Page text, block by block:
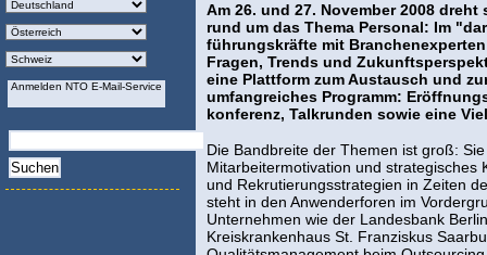
Anmelden NTO E-Mail-Service
Am 26. und 27. November 2008
rund um das Thema Personal: Im
führungskräfte mit
Fragen, Trends und
eine Plattform zum Austausch und
umfangreiches Programm:
konferenz, Talkrunden sowie eine
Die Bandbreite der Themen ist groß:
Mitarbeitermotivation und strategisches
und Rekrutierungsstrategien in Zeiten
steht in den Anwenderforen im
Unternehmen wie der Landesbank
Kreiskrankenhaus St. Franziskus